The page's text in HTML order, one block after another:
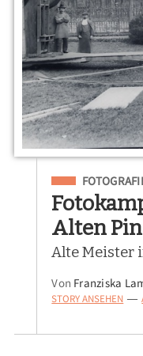
Eingeordnet
Alten
Alte Meister
Von Franziska
STORY ANSEHEN —